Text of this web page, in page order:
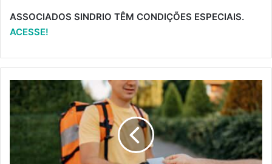
ASSOCIADOS SINDRIO TÊM CONDIÇÕES ESPECIAIS.
ACESSE!
RAPPI
REDUZ
VALOR
DE
COMISSÃO
EM